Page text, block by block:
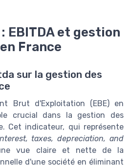
EBITDA et gestion
France
sur la gestion des
Brut d'Exploitation (EBE) en
crucial dans la gestion des
Cet indicateur, qui représente
taxes, depreciation, and
vue claire et nette de la
d'une société en éliminant